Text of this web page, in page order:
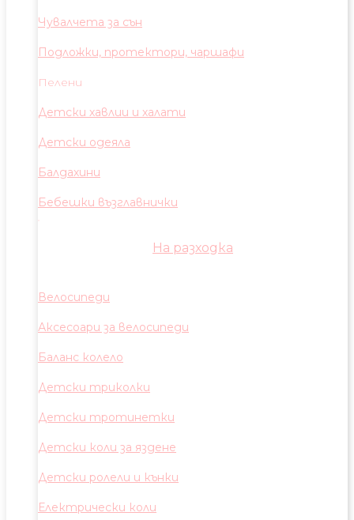
Чувалчета за сън
Подложки, протектори, чаршафи
Пелени
Детски хавлии и халати
Детски одеяла
Балдахини
Бебешки възглавнички
На разходка
Велосипеди
Аксесоари за велосипеди
Баланс колело
Детски триколки
Детски тротинетки
Детски коли за яздене
Детски ролели и кънки
Електрически коли